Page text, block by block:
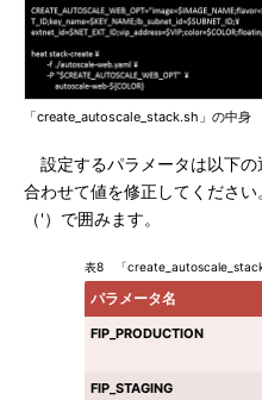
「create_autoscale_stack.sh」の中身
設定するパラメータは以下の
合わせて値を修正してくださ
（'）で囲みます。
表8 「
パラメータ名
FIP_PRODUCTION
FIP_STAGING